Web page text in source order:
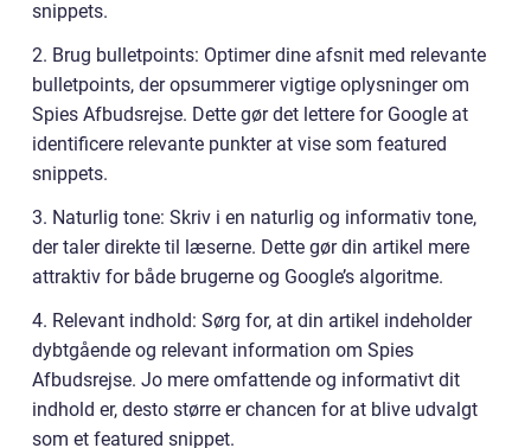
snippets.
2. Brug bulletpoints: Optimer dine afsnit med relevante
bulletpoints, der opsummerer vigtige oplysninger om
Spies Afbudsrejse. Dette gør det lettere for Google at
identificere relevante punkter at vise som featured
snippets.
3. Naturlig tone: Skriv i en naturlig og informativ tone,
der taler direkte til læserne. Dette gør din artikel mere
attraktiv for både brugerne og Google’s algoritme.
4. Relevant indhold: Sørg for, at din artikel indeholder
dybtgående og relevant information om Spies
Afbudsrejse. Jo mere omfattende og informativt dit
indhold er, desto større er chancen for at blive udvalgt
som et featured snippet.